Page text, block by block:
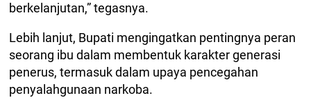
berkelanjutan,” tegasnya.
Lebih lanjut, Bupati mengingatkan pentingnya peran
seorang ibu dalam membentuk karakter generasi
penerus, termasuk dalam upaya pencegahan
penyalahgunaan narkoba.